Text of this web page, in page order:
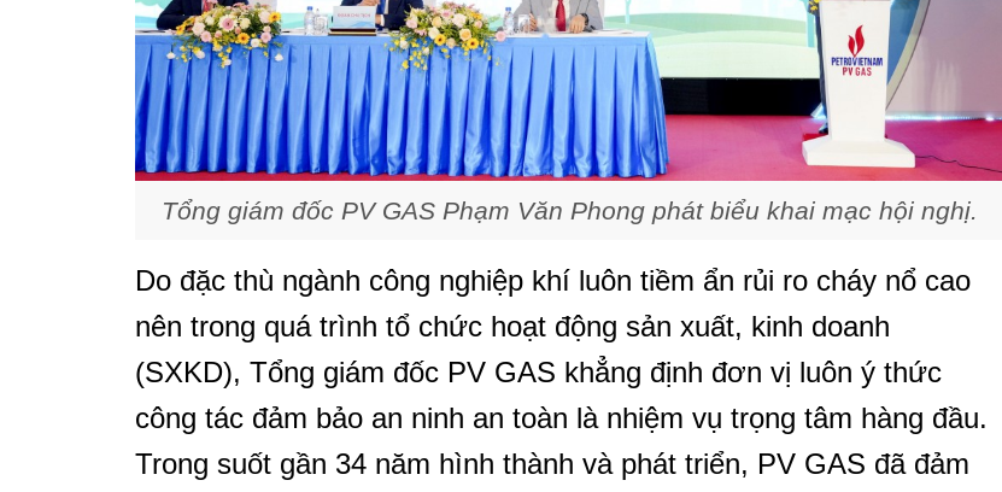
Tổng giám đốc PV GAS Phạm Văn Phong phát biểu khai mạc hội nghị.
Do đặc thù ngành công nghiệp khí luôn tiềm ẩn rủi ro cháy nổ cao
nên trong quá trình tổ chức hoạt động sản xuất, kinh doanh
(SXKD), Tổng giám đốc PV GAS khẳng định đơn vị luôn ý thức
công tác đảm bảo an ninh an toàn là nhiệm vụ trọng tâm hàng đầu.
Trong suốt gần 34 năm hình thành và phát triển, PV GAS đã đảm